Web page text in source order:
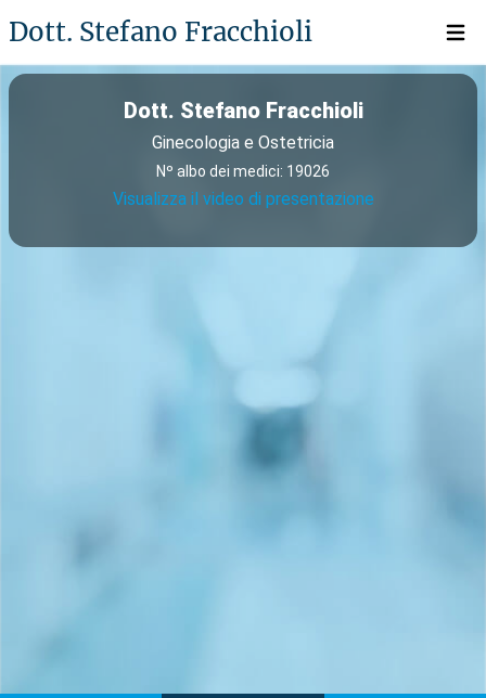
Dott. Stefano Fracchioli Open
Dott. Stefano Fracchioli
Ginecologia e Ostetricia
Nº albo dei medici: 19026
Visualizza il video di presentazione